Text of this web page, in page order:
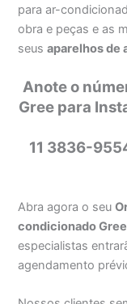
para ar-
obra e peças e as
seusaparelhos de
Anote o
Gree para
11 3836-
Abra agora o seu
condicionado
especialistas
agendamento